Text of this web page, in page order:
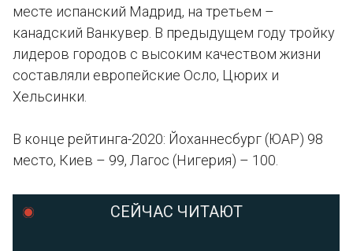
месте испанский Мадрид, на третьем –
канадский Ванкувер. В предыдущем году тройку
лидеров городов с высоким качеством жизни
составляли европейские Осло, Цюрих и
Хельсинки.
В конце рейтинга-2020: Йоханнесбург (ЮАР) 98
место, Киев – 99, Лагос (Нигерия) – 100.
СЕЙЧАС ЧИТАЮТ